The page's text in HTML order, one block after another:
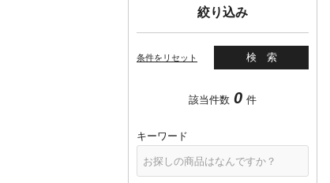
絞り込み
条件をリセット 検索
該当件数 0 件
キーワード